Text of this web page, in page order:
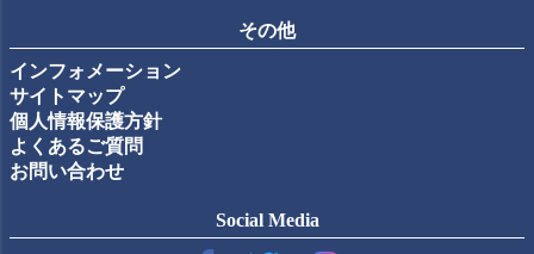
その他
インフォメーション
サイトマップ
個人情報保護方針
よくあるご質問
お問い合わせ
Social Media